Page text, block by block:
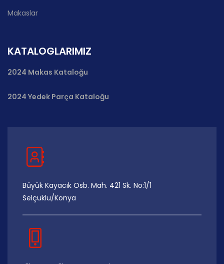
Makaslar
KATALOGLARIMIZ
2024 Makas Kataloğu
2024 Yedek Parça Kataloğu
Büyük Kayacık Osb. Mah. 421 Sk. No:1/1
Selçuklu/Konya